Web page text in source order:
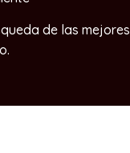
de las mejores